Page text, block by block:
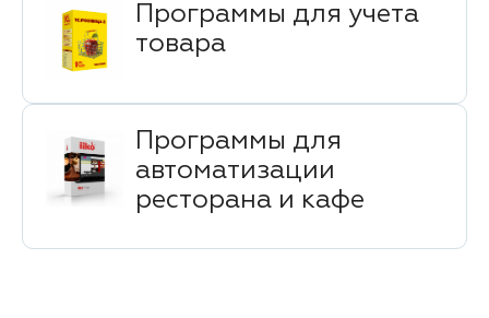
Программы для учета
товара
Программы для
автоматизации
ресторана и кафе